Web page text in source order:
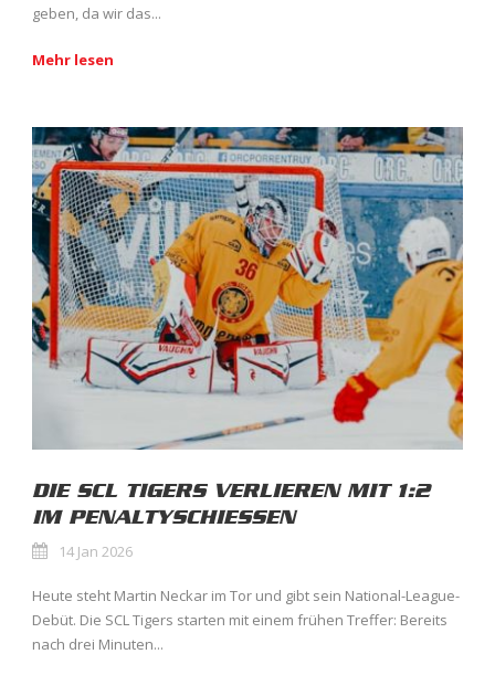
geben, da wir das...
Mehr lesen
DIE SCL TIGERS VERLIEREN MIT 1:2
IM PENALTYSCHIESSEN
14 Jan 2026
Heute steht Martin Neckar im Tor und gibt sein National-League-
Debüt. Die SCL Tigers starten mit einem frühen Treffer: Bereits
nach drei Minuten...